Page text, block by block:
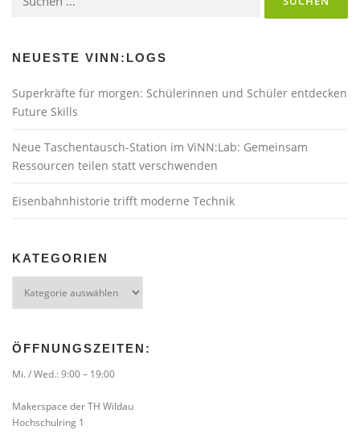
nach:
NEUESTE VINN:LOGS
Superkräfte für morgen: Schülerinnen und Schüler entdecken
Future Skills
Neue Taschentausch-Station im ViNN:Lab: Gemeinsam
Ressourcen teilen statt verschwenden
Eisenbahnhistorie trifft moderne Technik
KATEGORIEN
ÖFFNUNGSZEITEN:
Mi. / Wed.: 9:00 – 19:00
Makerspace der TH Wildau
Hochschulring 1